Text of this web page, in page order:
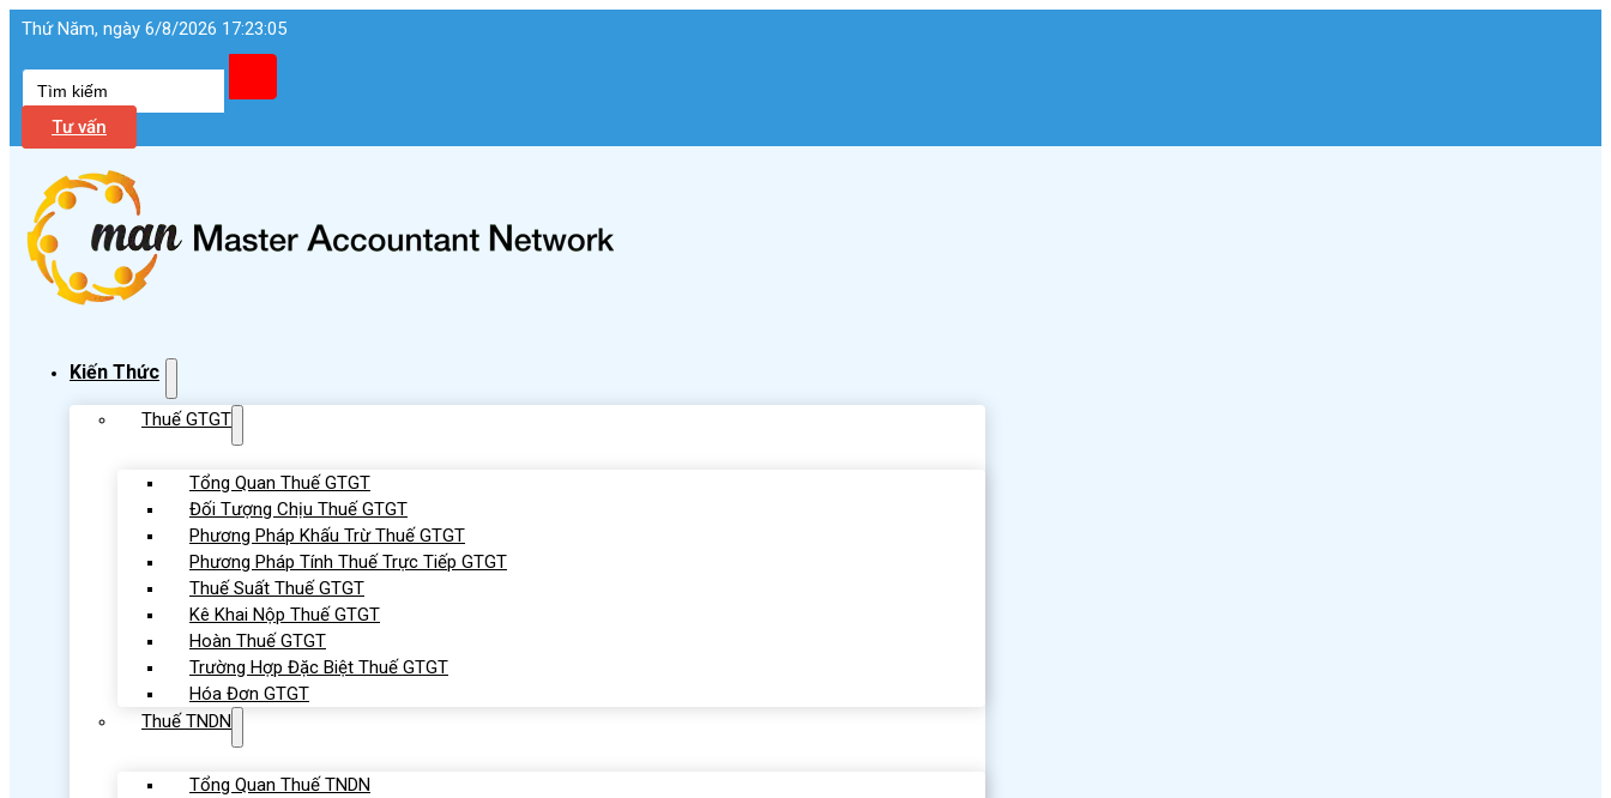
Thứ Năm, ngày 6/8/2026 17:23:06
kiếm
Tư vấn
Kiến Thức
Thuế GTGT
Tổng Quan Thuế GTGT
Đối Tượng Chịu Thuế GTGT
Phương Pháp Khấu Trừ Thuế GTGT
Phương Pháp Tính Thuế Trực Tiếp GTGT
Thuế Suất Thuế GTGT
Kê Khai Nộp Thuế GTGT
Hoàn Thuế GTGT
Trường Hợp Đặc Biệt Thuế GTGT
Hóa Đơn GTGT
Thuế TNDN
Tổng Quan Thuế TNDN